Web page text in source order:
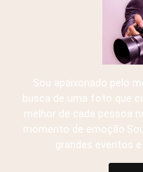
Sou apaixonado pelo
busca de uma foto que
melhor de cada pessoa
momento de
grandes eventos